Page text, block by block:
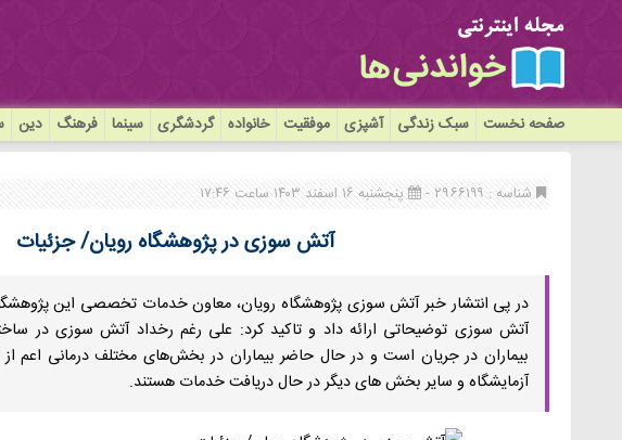
صفحه نخست سبک زندگی آشپزی موفقیت خانواده گردشگری سینما فرهنگ دین
شناسه : ۲۹۶۶۱۹۹ - پنجشنبه ۱۶ اسفند ۱۴۰۳ ساعت ۱۷:۴۶
آتش سوزی در پژوهشگاه رویان/ جزئیات
در پی انتشار خبر آتش سوزی پژوهشگاه رویان، معاون خدمات تخصصی این
آتش سوزی توضیحاتی ارائه داد و تاکید کرد: علی رغم رخداد آتش سوزی در
بیماران در جریان است و در حال حاضر بیماران در بخش‌های مختلف درمانی اعم از
آزمایشگاه و سایر بخش های دیگر در حال دریافت خدمات هستند.